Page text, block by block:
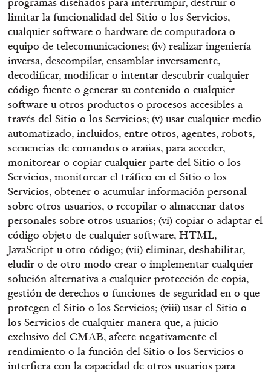
programas diseñados para interrumpir, destruir o
limitar la funcionalidad del Sitio o los Servicios,
cualquier software o hardware de computadora o
equipo de telecomunicaciones; (iv) realizar ingeniería
inversa, descompilar, ensamblar inversamente,
decodificar, modificar o intentar descubrir cualquier
código fuente o generar su contenido o cualquier
software u otros productos o procesos accesibles a
través del Sitio o los Servicios; (v) usar cualquier medio
automatizado, incluidos, entre otros, agentes, robots,
secuencias de comandos o arañas, para acceder,
monitorear o copiar cualquier parte del Sitio o los
Servicios, monitorear el tráfico en el Sitio o los
Servicios, obtener o acumular información personal
sobre otros usuarios, o recopilar o almacenar datos
personales sobre otros usuarios; (vi) copiar o adaptar el
código objeto de cualquier software, HTML,
JavaScript u otro código; (vii) eliminar, deshabilitar,
eludir o de otro modo crear o implementar cualquier
solución alternativa a cualquier protección de copia,
gestión de derechos o funciones de seguridad en o que
protegen el Sitio o los Servicios; (viii) usar el Sitio o
los Servicios de cualquier manera que, a juicio
exclusivo del CMAB, afecte negativamente el
rendimiento o la función del Sitio o los Servicios o
interfiera con la capacidad de otros usuarios para